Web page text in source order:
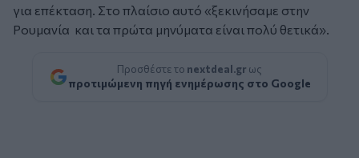
για επέκταση. Στο πλαίσιο αυτό «ξεκινήσαμε στην
Ρουμανία και τα πρώτα μηνύματα είναι πολύ θετικά».
Προσθέστε το nextdeal.gr ως
προτιμώμενη πηγή ενημέρωσης στο Google